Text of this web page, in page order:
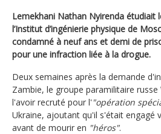
Lemekhani Nathan Nyirenda étudiait
l’Institut d’ingénierie physique de
condamné à neuf ans et demi de
pour une infraction liée à la drogue.
Deux semaines après la demande
Zambie, le groupe paramilitaire russe
l'avoir recruté pour l' "opération
Ukraine, ajoutant qu'il s'était engagé
avant de mourir en "héros".